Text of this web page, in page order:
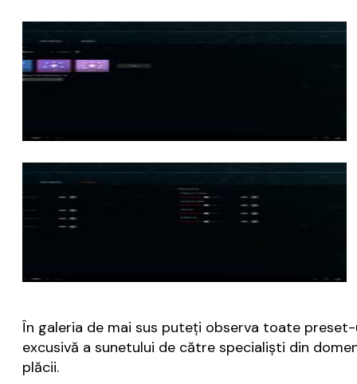
În galeria de mai sus puteți observa toate
excusivă a sunetului de către specialiști din
plăcii.